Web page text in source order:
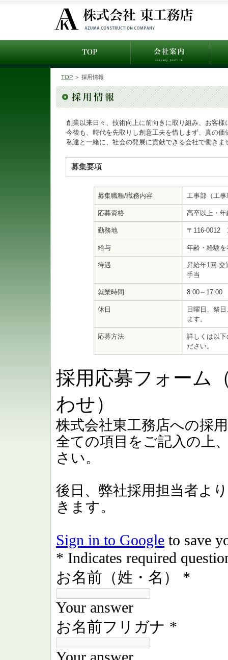
TOP ＞ 採用情報
創業以来日々、技術向上に前向きに取り組み、お客
今後も、時代を先取りし創意工夫を惜しまず、真の価
私達と一緒に、社会の発展に貢献できる会社で働きま
募集要項
募集職種/職務内容 工事部（工
応募資格 高卒以上・年
勤務地 〒116-0012
給与 年齢・経験
待遇
昇給年1回 交
手当
就業時間 8:00～17:00
休日
日曜日、祭
ます。
応募方法
詳しくは以
ださい。